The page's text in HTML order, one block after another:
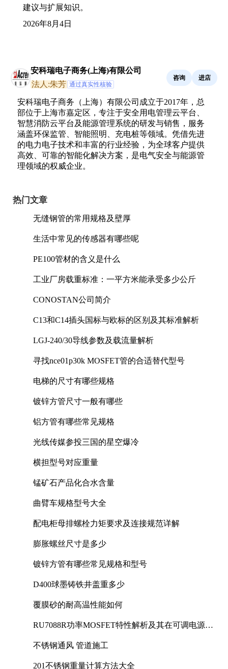
建议与扩展知识。
2026年8月4日
安科瑞电子商务(上海)有限公司
法人:朱芳 通过真实性核验
咨询 进店
安科瑞电子商务（上海）有限公司成立于2017年，总
部位于上海市嘉定区，专注于安全用电管理云平台、
智慧消防云平台及能源管理系统的研发与销售，服务
涵盖环保监管、智能照明、充电桩等领域。凭借先进
的电力电子技术和丰富的行业经验，为全球客户提供
高效、可靠的智能化解决方案，是电气安全与能源管
理领域的权威企业。
热门文章
无缝钢管的常用规格及壁厚
生活中常见的传感器有哪些呢
PE100管材的含义是什么
工业厂房载重标准：一平方米能承受多少公斤
CONOSTAN公司简介
C13和C14插头国标与欧标的区别及其标准解析
LGJ-240/30导线参数及载流量解析
寻找nce01p30k MOSFET管的合适替代型号
电梯的尺寸有哪些规格
镀锌方管尺寸一般有哪些
铝方管有哪些常见规格
光线传媒参投三国的星空爆冷
横担型号对应重量
锰矿石产品化合水含量
曲臂车规格型号大全
配电柜母排螺栓力矩要求及连接规范详解
膨胀螺丝尺寸是多少
镀锌方管有哪些常见规格和型号
D400球墨铸铁井盖重多少
覆膜砂的耐高温性能如何
RU7088R功率MOSFET特性解析及其在可调电源设
不锈钢通风 管道施工
201不锈钢重量计算方法大全